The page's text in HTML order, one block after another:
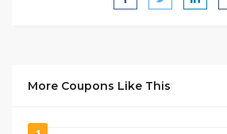
More Coupons Like This